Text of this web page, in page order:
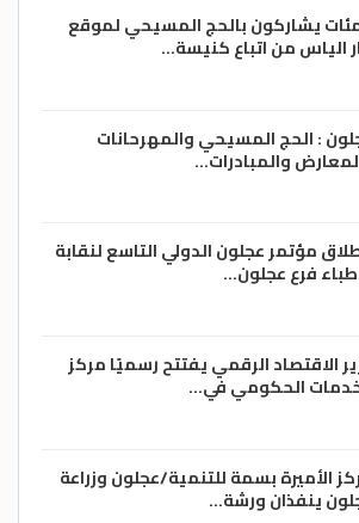
يشاركون بالحج المسيحي لموقع
الياس من اتباع كنيسة…
: الحج المسيحي والمهرحانات
والمبادرات…
مؤتمر عجلون الدولي التاسع لنقابة
فرع عجلون…
الاقتصاد الرقمي يفتتح رسميًا مركز
الحكومي في…
الأميرة بسمة للتنمية/عجلون وزراعة
ينفذان ورشة…